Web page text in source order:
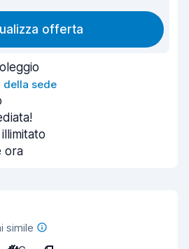
offerta
sede
ora
simile